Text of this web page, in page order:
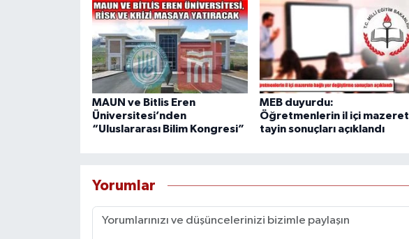
MAUN ve Bitlis Eren
Üniversitesi’nden
“Uluslararası Bilim Kongresi”
MEB duyurdu:
Öğretmenlerin il içi mazeret
tayin sonuçları açıklandı
Yorumlar